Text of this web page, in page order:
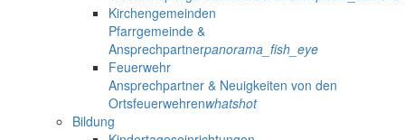
Kirchengemeinden
Pfarrgemeinde &
Ansprechpartnerpanorama_fish_eye
Feuerwehr
Ansprechpartner & Neuigkeiten von den
Ortsfeuerwehrenwhatshot
Bildung